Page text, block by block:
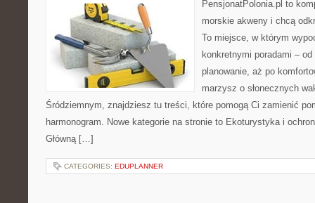
PensjonatPolonia.pl to
morskie akweny i chcą
To miejsce, w którym
konkretnymi poradami –
planowanie, aż po
marzysz o słonecznych
Śródziemnym, znajdziesz tu treści, które pomogą Ci zamienić
harmonogram. Nowe kategorie na stronie to Ekoturystyka i
Główną […]
CATEGORIES: EDUPLANNER